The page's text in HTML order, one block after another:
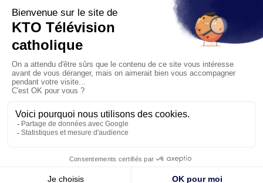
Les reportages d'été 2026 de KTO
La visite pastorale du pape Léon
XIV à Assise à suivre sur KTO le
jeudi 6 août
Le pape en Uruguay, Argentine et
Pérou du 6 au 17 novembre 2026